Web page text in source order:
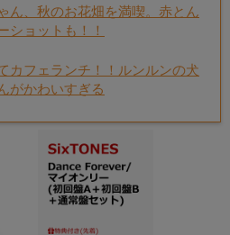
ん、秋のお花畑を満喫。赤とん
ショットも！！
カフェランチ！！ルンルンの犬
がかわいすぎる